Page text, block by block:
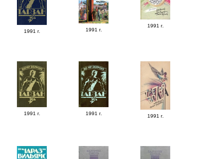
1991 г. 1991 г.
1991 г.
1991 г. 1991 г. 1991 г.